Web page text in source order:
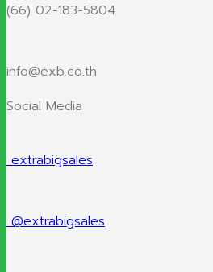
(66) 02-183-5804
info@exb.co.th
Social Media
extrabigsales
@extrabigsales